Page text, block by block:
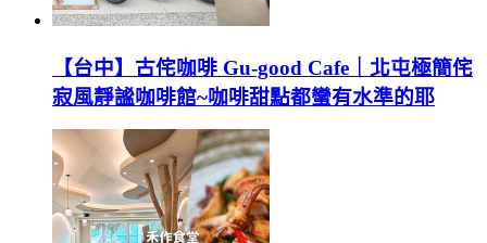
【台中】古侘咖啡 Gu-good Cafe｜北屯極簡侘
寂風靜謐咖啡館~咖啡甜點都蠻有水準的耶